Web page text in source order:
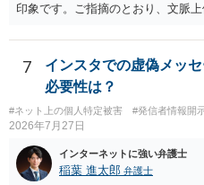
印象です。ご指摘のとおり、文脈
7
インスタでの虚偽メッ
必要性は？
#ネット上の個人特定被害 #発信者情報開
2026年7月27日
インターネットに強い弁護士
稲葉 進太郎 弁護士